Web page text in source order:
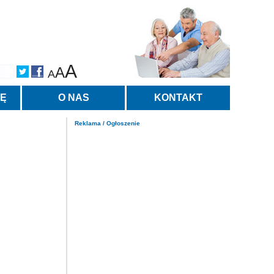
AAA
O NAS KONTAKT
Reklama / Ogłoszenie